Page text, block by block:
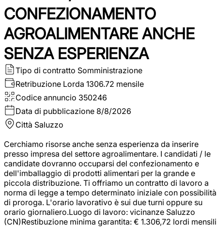
CONFEZIONAMENTO
AGROALIMENTARE ANCHE
SENZA ESPERIENZA
Tipo di contratto Somministrazione
Retribuzione Lorda 1306.72 mensile
Codice annuncio 350246
Data di pubblicazione 8/8/2026
Città Saluzzo
Cerchiamo risorse anche senza esperienza da inserire
presso impresa del settore agroalimentare. I candidati / le
candidate dovranno occuparsi del confezionamento e
dell'imballaggio di prodotti alimentari per la grande e
piccola distribuzione. Ti offriamo un contratto di lavoro a
norma di legge a tempo determinato iniziale con possibilità
di proroga. L'orario lavorativo è sui due turni oppure su
orario giornaliero.Luogo di lavoro: vicinanze Saluzzo
(CN)Restibuzione minima garantita: € 1.306,72 lordi mensili